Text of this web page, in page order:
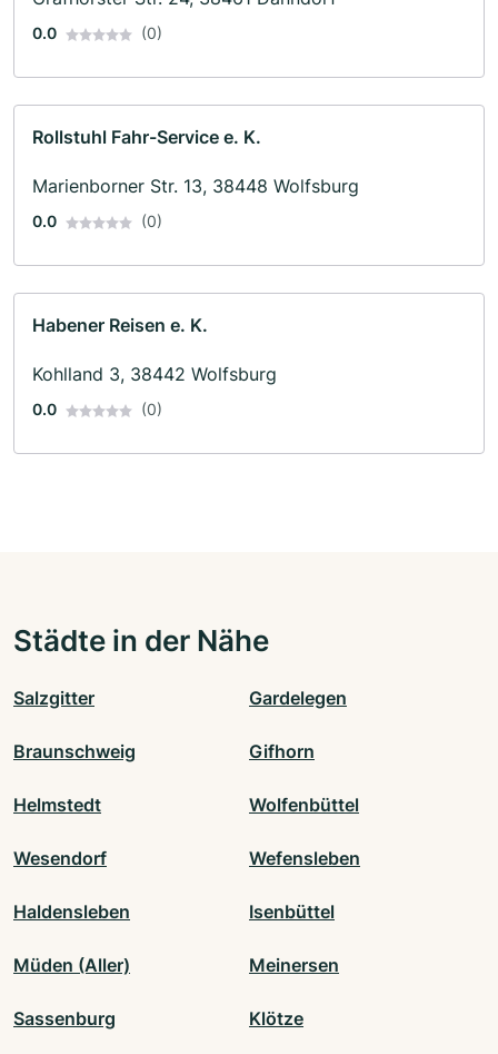
0.0 (0)
Rollstuhl Fahr-Service e. K.
Marienborner Str. 13, 38448 Wolfsburg
0.0 (0)
Habener Reisen e. K.
Kohlland 3, 38442 Wolfsburg
0.0 (0)
Städte in der Nähe
Salzgitter Gardelegen
Braunschweig Gifhorn
Helmstedt Wolfenbüttel
Wesendorf Wefensleben
Haldensleben Isenbüttel
Müden (Aller) Meinersen
Sassenburg Klötze